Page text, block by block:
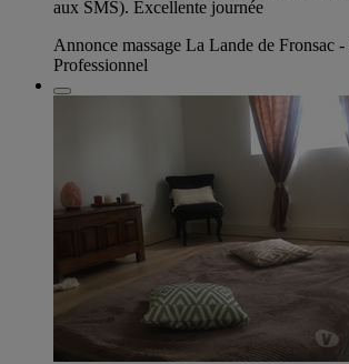
aux SMS). Excellente journée
Annonce massage La Lande de Fronsac
Professionnel